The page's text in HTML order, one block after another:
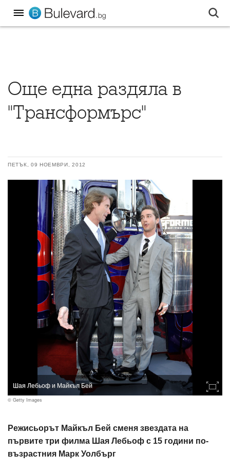
Още една раздяла в
"Трансформърс"
ПЕТЪК, 09 НОЕМВРИ, 2012
Шая Лебьоф и Майкъл Бей
© Getty Images
Режисьорът Майкъл Бей сменя звездата на
първите три филма Шая Лебьоф с 15 години по-
възрастния Марк Уолбърг